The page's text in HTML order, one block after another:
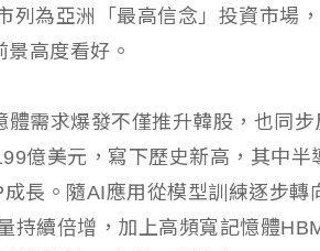
為亞洲「最高信念」投資市場，
高度看好。
需求爆發不僅推升韓股，也同步
億美元，寫下歷史新高，其中半
長。隨AI應用從模型訓練逐步轉
持續倍增，加上高頻寬記憶體